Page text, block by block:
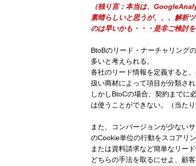
（独り言：本当は、
素晴らしいと思うが、、、解析
のは早いかも・・・是非ご検討を
BtoBのリード・ナーチャリング
多いと考えられる。
各社のリード情報を定義すると
扱い商材によって項目が分類され
しかしBtoCの場合、契約までに
は使うことができない。（当た
また、コンバージョンが少ない
のCookie単位の行動をスコアリ
または資料請求など簡単なリー
どちらの手法を取るにせよ、顧